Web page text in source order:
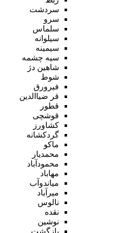
سردشت
سرو
سلماس
سیلوانه
سیمینه
سیه چشمه
شاهین دژ
شوط
فیرورق
قر ضیاالدین
قطور
قوشچی
کشاورز
گردکشانه
ماکو
محمدیار
محمودآباد
مهاباد
میاندوآب
میرآباد
نالوس
نقده
نوشین
بازگشت